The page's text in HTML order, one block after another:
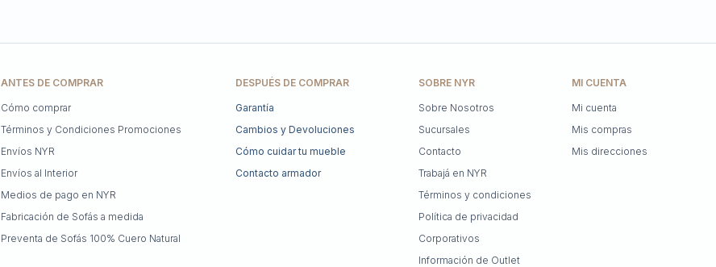
DESPUÉS DE COMPRAR
Garantía
Cambios y Devoluciones
Cómo cuidar tu mueble
Contacto armador
SOBRE NYR
Sobre Nosotros
Sucursales
Contacto
Trabajá en NYR
Términos y condiciones
Política de privacidad
Corporativos
Información de Outlet
ANTES DE COMPRAR
Cómo comprar
Términos y Condiciones Promociones
Envíos NYR
Envíos al Interior
Medios de pago en NYR
Fabricación de Sofás a medida
Preventa de Sofás 100% Cuero Natural
MI CUENTA
Mi cuenta
Mis compras
Mis direcciones